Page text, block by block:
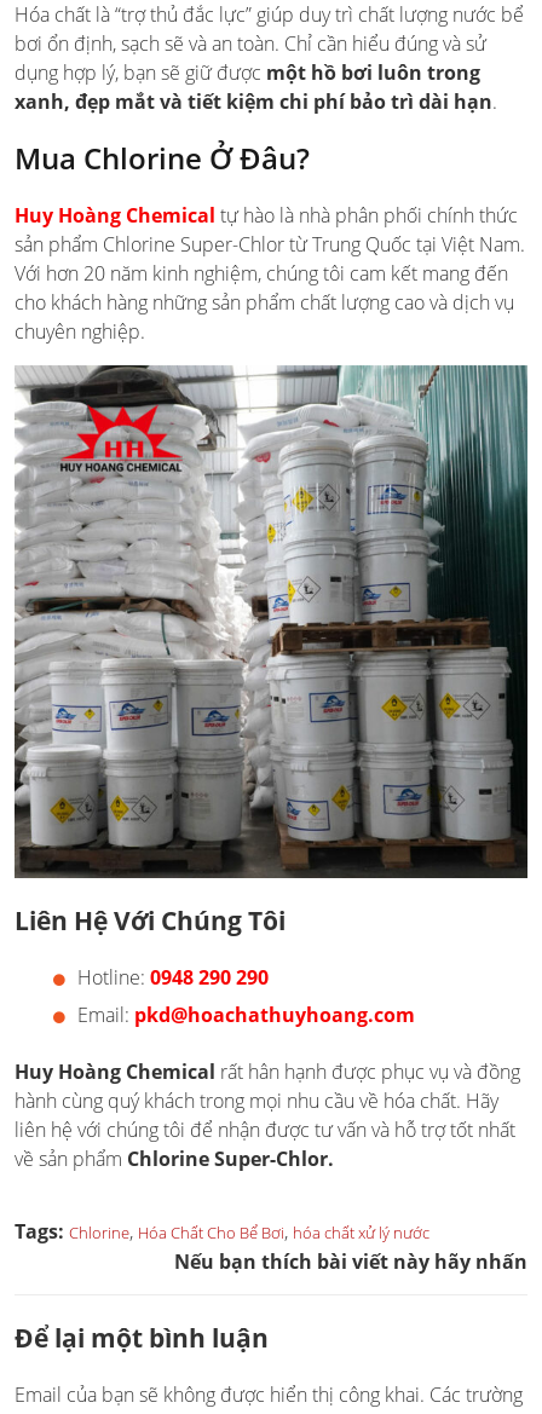
Hóa chất là “trợ thủ đắc lực” giúp duy trì chất lượng nước bể
bơi ổn định, sạch sẽ và an toàn. Chỉ cần hiểu đúng và sử
dụng hợp lý, bạn sẽ giữ được một hồ bơi luôn trong
xanh, đẹp mắt và tiết kiệm chi phí bảo trì dài hạn.
Mua Chlorine Ở Đâu?
Huy Hoàng Chemical tự hào là nhà phân phối chính thức
sản phẩm Chlorine Super-Chlor từ Trung Quốc tại Việt Nam.
Với hơn 20 năm kinh nghiệm, chúng tôi cam kết mang đến
cho khách hàng những sản phẩm chất lượng cao và dịch vụ
chuyên nghiệp.
Liên Hệ Với Chúng Tôi
Hotline: 0948 290 290
Email: pkd@hoachathuyhoang.com
Huy Hoàng Chemical rất hân hạnh được phục vụ và đồng
hành cùng quý khách trong mọi nhu cầu về hóa chất. Hãy
liên hệ với chúng tôi để nhận được tư vấn và hỗ trợ tốt nhất
về sản phẩm Chlorine Super-Chlor.
Tags: Chlorine, Hóa Chất Cho Bể Bơi, hóa chất xử lý nước
Nếu bạn thích bài viết này hãy nhấn
Để lại một bình luận
Email của bạn sẽ không được hiển thị công khai. Các trường